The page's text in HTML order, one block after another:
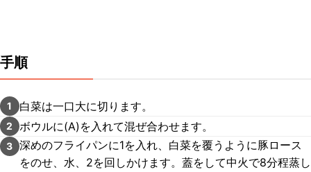
手順
1 白菜は一口大に切ります。
2 ボウルに(A)を入れて混ぜ合わせます。
3 深めのフライパンに1を入れ、白菜を覆うように豚ロース
をのせ、水、2を回しかけます。蓋をして中火で8分程蒸し